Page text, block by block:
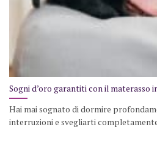
Sogni d’oro garantiti con il materasso
Hai mai sognato di dormire
interruzioni e svegliarti